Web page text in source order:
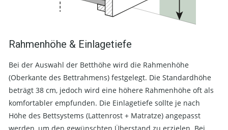
Rahmenhöhe & Einlagetiefe
Bei der Auswahl der Betthöhe wird die Rahmenhöhe
(Oberkante des Bettrahmens) festgelegt. Die Standardhöhe
beträgt 38 cm, jedoch wird eine höhere Rahmenhöhe oft als
komfortabler empfunden. Die Einlagetiefe sollte je nach
Höhe des Bettsystems (Lattenrost + Matratze) angepasst